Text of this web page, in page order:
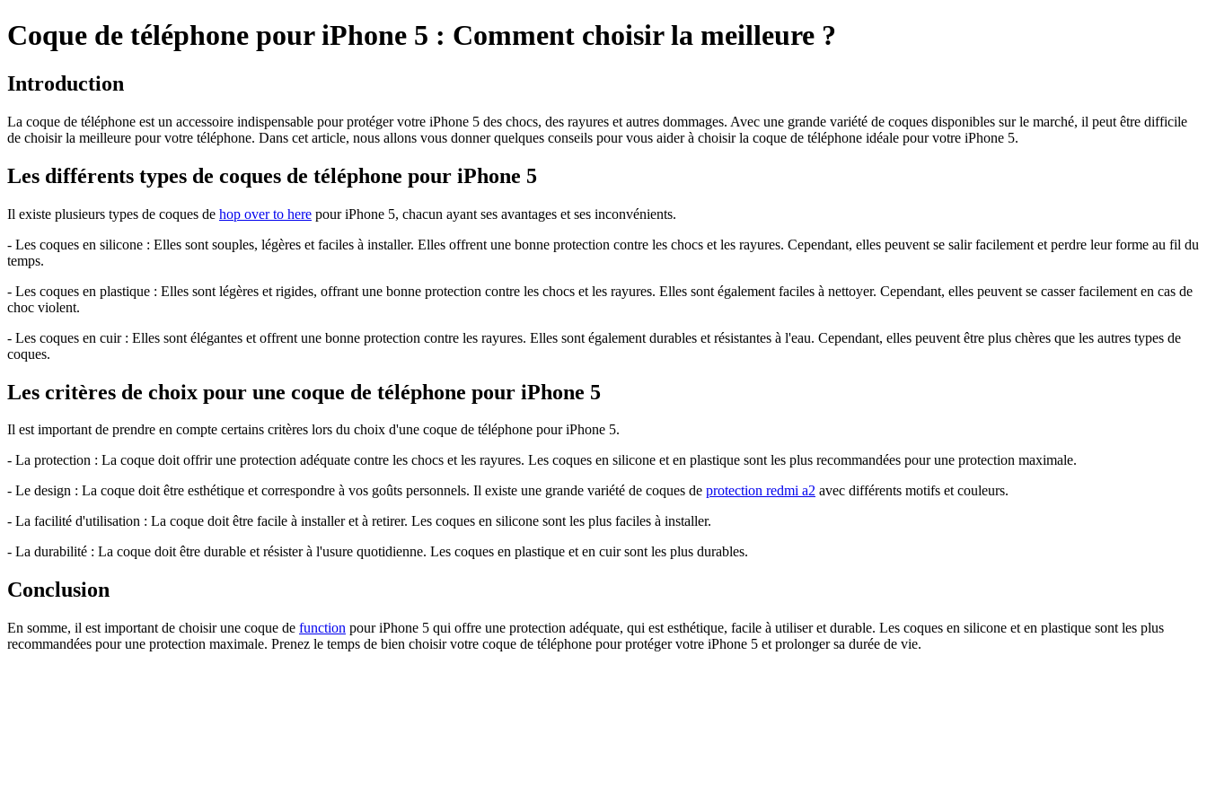
Coque de téléphone pour iPhone 5 : Comment choisir la meilleure ?
Introduction
La coque de téléphone est un accessoire indispensable pour protéger votre iPhone 5 des chocs, des rayures et autres dommages. Avec une grande variété de coques disponibles sur le marché, il peut être difficile
de choisir la meilleure pour votre téléphone. Dans cet article, nous allons vous donner quelques conseils pour vous aider à choisir la coque de téléphone idéale pour votre iPhone 5.
Les différents types de coques de téléphone pour iPhone 5
Il existe plusieurs types de coques de hop over to here pour iPhone 5, chacun ayant ses avantages et ses inconvénients.
- Les coques en silicone : Elles sont souples, légères et faciles à installer. Elles offrent une bonne protection contre les chocs et les rayures. Cependant, elles peuvent se salir facilement et perdre leur forme au fil du
temps.
- Les coques en plastique : Elles sont légères et rigides, offrant une bonne protection contre les chocs et les rayures. Elles sont également faciles à nettoyer. Cependant, elles peuvent se casser facilement en cas de
choc violent.
- Les coques en cuir : Elles sont élégantes et offrent une bonne protection contre les rayures. Elles sont également durables et résistantes à l'eau. Cependant, elles peuvent être plus chères que les autres types de
coques.
Les critères de choix pour une coque de téléphone pour iPhone 5
Il est important de prendre en compte certains critères lors du choix d'une coque de téléphone pour iPhone 5.
- La protection : La coque doit offrir une protection adéquate contre les chocs et les rayures. Les coques en silicone et en plastique sont les plus recommandées pour une protection maximale.
- Le design : La coque doit être esthétique et correspondre à vos goûts personnels. Il existe une grande variété de coques de protection redmi a2 avec différents motifs et couleurs.
- La facilité d'utilisation : La coque doit être facile à installer et à retirer. Les coques en silicone sont les plus faciles à installer.
- La durabilité : La coque doit être durable et résister à l'usure quotidienne. Les coques en plastique et en cuir sont les plus durables.
Conclusion
En somme, il est important de choisir une coque de function pour iPhone 5 qui offre une protection adéquate, qui est esthétique, facile à utiliser et durable. Les coques en silicone et en plastique sont les plus
recommandées pour une protection maximale. Prenez le temps de bien choisir votre coque de téléphone pour protéger votre iPhone 5 et prolonger sa durée de vie.